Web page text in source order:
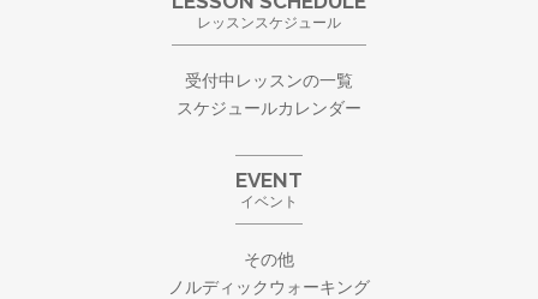
レッスンスケジュール
受付中レッスンの一覧
スケジュールカレンダー
EVENT
イベント
その他
ノルディックウォーキング